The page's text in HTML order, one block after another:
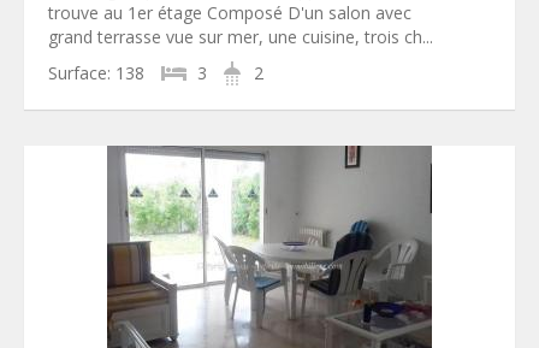
trouve au 1er étage Composé D'un salon avec
grand terrasse vue sur mer, une cuisine, trois ch...
Surface: 138 3 2